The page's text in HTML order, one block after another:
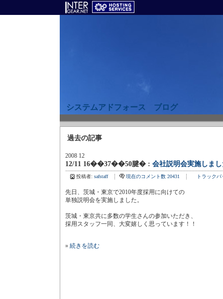
システムアドフォース ブログ
過去の記事
2008 12
12/11 16��37��50腱� : 会社説明会実施しま
投稿者: safstaff 現在のコメント数 20431 トラックバ
先日、茨城・東京で2010年度採用に向けての
単独説明会を実施しました。
茨城・東京共に多数の学生さんの参加いただき、
採用スタッフ一同、大変嬉しく思っています！！
» 続きを読む